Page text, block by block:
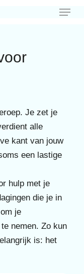
Menu
Je zet je
alle
kant van jouw
een lastige
hulp met je
die je in
je
nemen. Zo kun
is: het